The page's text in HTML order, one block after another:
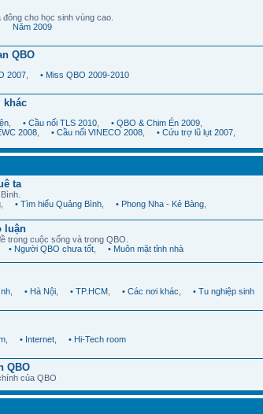
cho học sinh vùng cao.
Năm 2009
QBO
2007 • Miss QBO 2009-2010
khác
• Cầu nối TLS 2010 • QBO & Chim Én 2009
2008 • Cầu nối VINECO 2008 • Cứu trợ lũ lụt 2007
ta
• Tìm hiểu Quảng Bình • Phong Nha - Kẻ Bàng
luận
trong cuộc sống và trong QBO.
• Người QBO chưa tốt • Muôn mặt tỉnh nhà
• Hà Nội • TP.HCM • Các nơi khác • Tu nghiệp sinh
• Internet • Hi-Tech room
QBO
của QBO